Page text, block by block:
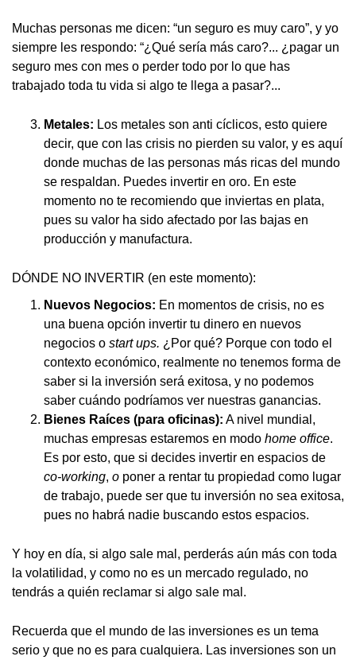
Muchas personas me dicen: “un seguro es muy caro”, y yo
siempre les respondo: “¿Qué sería más caro?... ¿pagar un
seguro mes con mes o perder todo por lo que has
trabajado toda tu vida si algo te llega a pasar?...
Metales: Los metales son anti cíclicos, esto quiere
decir, que con las crisis no pierden su valor, y es aquí
donde muchas de las personas más ricas del mundo
se respaldan. Puedes invertir en oro. En este
momento no te recomiendo que inviertas en plata,
pues su valor ha sido afectado por las bajas en
producción y manufactura.
DÓNDE NO INVERTIR (en este momento):
Nuevos Negocios: En momentos de crisis, no es
una buena opción invertir tu dinero en nuevos
negocios o start ups. ¿Por qué? Porque con todo el
contexto económico, realmente no tenemos forma de
saber si la inversión será exitosa, y no podemos
saber cuándo podríamos ver nuestras ganancias.
Bienes Raíces (para oficinas): A nivel mundial,
muchas empresas estaremos en modo home office.
Es por esto, que si decides invertir en espacios de
co-working, o poner a rentar tu propiedad como lugar
de trabajo, puede ser que tu inversión no sea exitosa,
pues no habrá nadie buscando estos espacios.
Y hoy en día, si algo sale mal, perderás aún más con toda
la volatilidad, y como no es un mercado regulado, no
tendrás a quién reclamar si algo sale mal.
Recuerda que el mundo de las inversiones es un tema
serio y que no es para cualquiera. Las inversiones son un